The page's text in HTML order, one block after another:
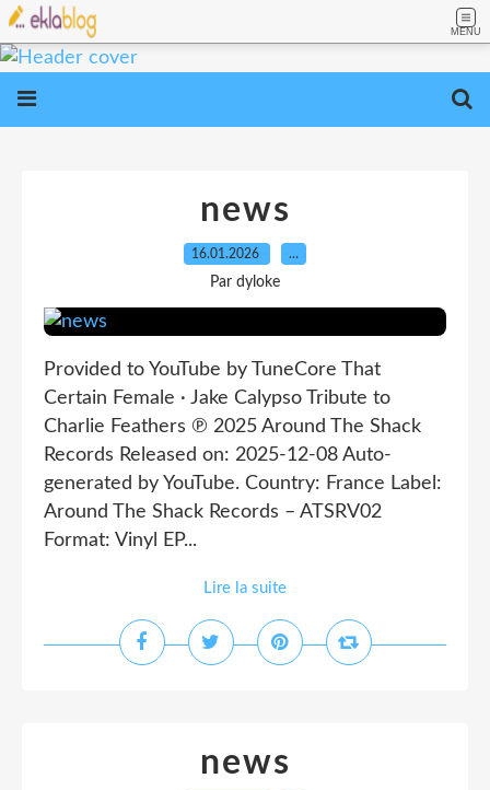
MENU
news
16.01.2026 …
Par dyloke
Provided to YouTube by TuneCore That
Certain Female · Jake Calypso Tribute to
Charlie Feathers ℗ 2025 Around The Shack
Records Released on: 2025-12-08 Auto-
generated by YouTube. Country: France Label:
Around The Shack Records – ATSRV02
Format: Vinyl EP...
Lire la suite
news